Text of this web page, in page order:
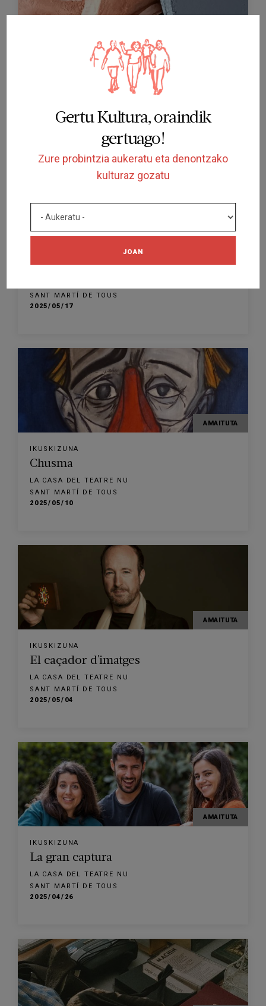
Gertu Kultura, oraindik
gertuago!
Zure probintzia aukeratu eta denontzako
kulturaz gozatu
JOAN
Les donzelles de Bellaguarda
LA CASA DEL TEATRE NU
2025/05/31 - 2025/06/01
Rastres
SANT MARTÍ DE TOUS
2025/05/17
AMAITUTA
IKUSKIZUNA
Chusma
LA CASA DEL TEATRE NU
SANT MARTÍ DE TOUS
2025/05/10
AMAITUTA
IKUSKIZUNA
El caçador d'imatges
LA CASA DEL TEATRE NU
SANT MARTÍ DE TOUS
2025/05/04
AMAITUTA
IKUSKIZUNA
La gran captura
LA CASA DEL TEATRE NU
SANT MARTÍ DE TOUS
2025/04/26